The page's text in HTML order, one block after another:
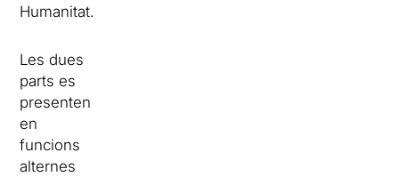
Humanitat.
Les dues
parts es
presenten
en
funcions
alternes